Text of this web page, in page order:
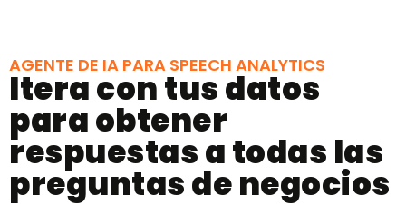
AGENTE DE IA PARA SPEECH ANALYTICS
Itera con tus datos
para obtener
respuestas a todas las
preguntas de negocios